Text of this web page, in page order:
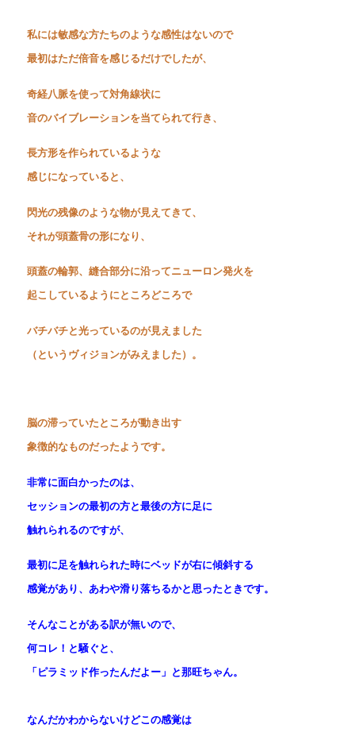
私には敏感な方たちのような感性はないので
最初はただ倍音を感じるだけでしたが、
奇経八脈を使って対角線状に
音のバイブレーションを当てられて行き、
長方形を作られているような
感じになっていると、
閃光の残像のような物が見えてきて、
それが頭蓋骨の形になり、
頭蓋の輪郭、縫合部分に沿ってニューロン発火を
起こしているようにところどころで
バチバチと光っているのが見えました
（というヴィジョンがみえました）。
脳の滞っていたところが動き出す
象徴的なものだったようです。
非常に面白かったのは、
セッションの最初の方と最後の方に足に
触れられるのですが、
最初に足を触れられた時にベッドが右に傾斜する
感覚があり、あわや滑り落ちるかと思ったときです。
そんなことがある訳が無いので、
何コレ！と騒ぐと、
「ピラミッド作ったんだよー」と那旺ちゃん。
なんだかわからないけどこの感覚は